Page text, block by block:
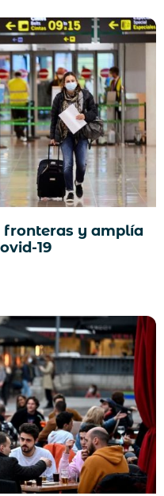
fronteras y amplía
19